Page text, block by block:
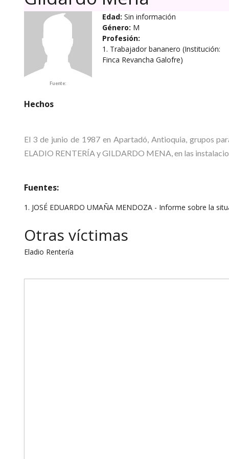
Fuente:
Edad: Sin información
Género: M
Profesión:
1. Trabajador bananero (Institución:
Finca Revancha Galofre)
Hechos
El 3 de junio de 1987 en Apartadó, Antioquia, grupos
ELADIO RENTERÍA y GILDARDO MENA, en las
Fuentes:
1. JOSÉ EDUARDO UMAÑA MENDOZA - Informe sobre la
Otras víctimas
Eladio Rentería